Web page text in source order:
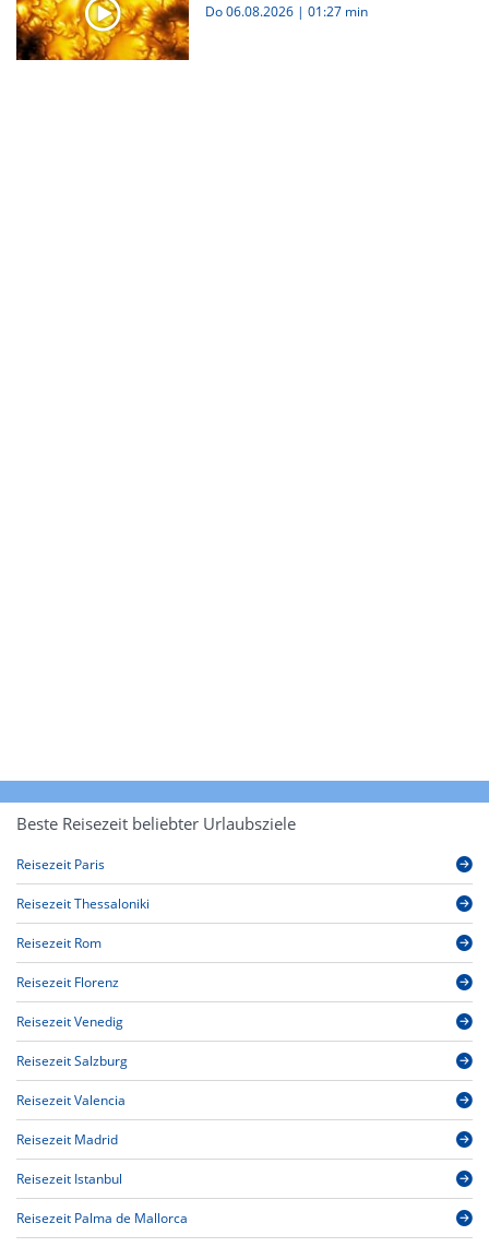
Do 06.08.2026 | 01:27 min
Beste Reisezeit beliebter Urlaubsziele
Reisezeit Paris
Reisezeit Thessaloniki
Reisezeit Rom
Reisezeit Florenz
Reisezeit Venedig
Reisezeit Salzburg
Reisezeit Valencia
Reisezeit Madrid
Reisezeit Istanbul
Reisezeit Palma de Mallorca